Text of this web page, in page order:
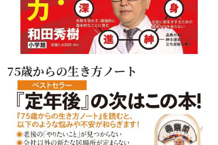
75歳からの生き方ノート